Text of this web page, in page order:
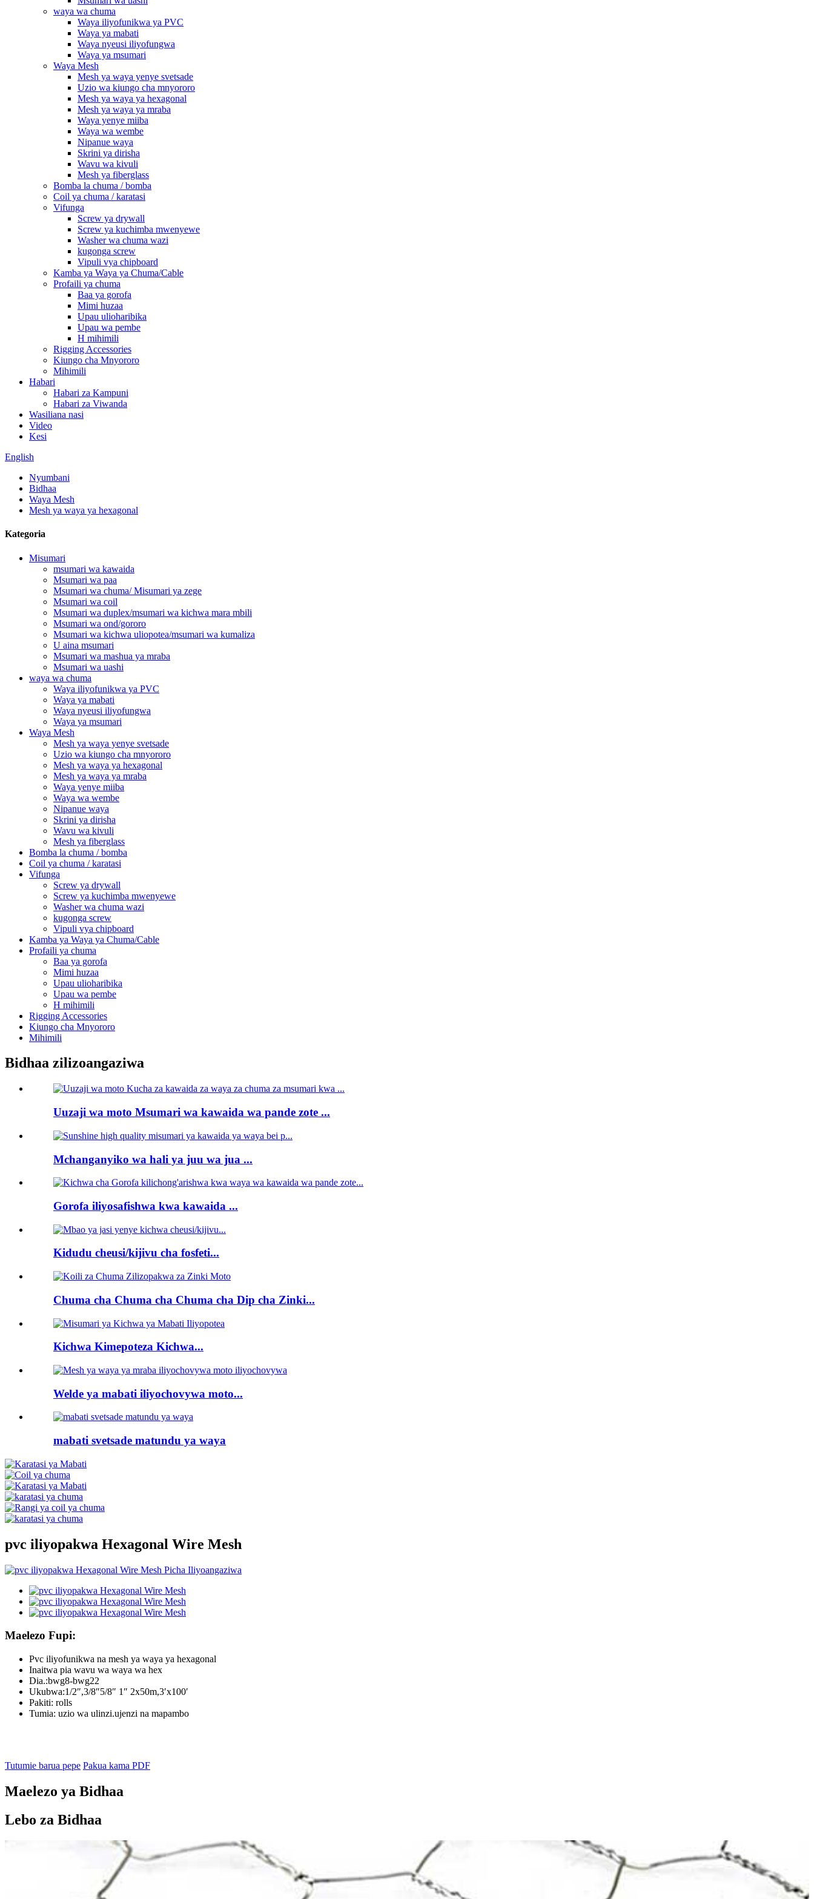
waya wa chuma
Waya iliyofunikwa ya PVC
Waya ya mabati
Waya nyeusi iliyofungwa
Waya ya msumari
Waya Mesh
Mesh ya waya yenye svetsade
Uzio wa kiungo cha mnyororo
Mesh ya waya ya hexagonal
Mesh ya waya ya mraba
Waya yenye miiba
Waya wa wembe
Nipanue waya
Skrini ya dirisha
Wavu wa kivuli
Mesh ya fiberglass
Bomba la chuma / bomba
Coil ya chuma / karatasi
Vifunga
Screw ya drywall
Screw ya kuchimba mwenyewe
Washer wa chuma wazi
kugonga screw
Vipuli vya chipboard
Kamba ya Waya ya Chuma/Cable
Profaili ya chuma
Baa ya gorofa
Mimi huzaa
Upau ulioharibika
Upau wa pembe
H mihimili
Rigging Accessories
Kiungo cha Mnyororo
Mihimili
Habari
Habari za Kampuni
Habari za Viwanda
Wasiliana nasi
Video
Kesi
English
Nyumbani
Bidhaa
Waya Mesh
Mesh ya waya ya hexagonal
Kategoria
Misumari
msumari wa kawaida
Msumari wa paa
Msumari wa chuma/ Misumari ya zege
Msumari wa coil
Msumari wa duplex/msumari wa kichwa mara mbili
Msumari wa ond/gororo
Msumari wa kichwa uliopotea/msumari wa kumaliza
U aina msumari
Msumari wa mashua ya mraba
Msumari wa uashi
waya wa chuma
Waya iliyofunikwa ya PVC
Waya ya mabati
Waya nyeusi iliyofungwa
Waya ya msumari
Waya Mesh
Mesh ya waya yenye svetsade
Uzio wa kiungo cha mnyororo
Mesh ya waya ya hexagonal
Mesh ya waya ya mraba
Waya yenye miiba
Waya wa wembe
Nipanue waya
Skrini ya dirisha
Wavu wa kivuli
Mesh ya fiberglass
Bomba la chuma / bomba
Coil ya chuma / karatasi
Vifunga
Screw ya drywall
Screw ya kuchimba mwenyewe
Washer wa chuma wazi
kugonga screw
Vipuli vya chipboard
Kamba ya Waya ya Chuma/Cable
Profaili ya chuma
Baa ya gorofa
Mimi huzaa
Upau ulioharibika
Upau wa pembe
H mihimili
Rigging Accessories
Kiungo cha Mnyororo
Mihimili
Bidhaa zilizoangaziwa
Uuzaji wa moto Msumari wa kawaida wa pande zote ...
Mchanganyiko wa hali ya juu wa jua ...
Gorofa iliyosafishwa kwa kawaida ...
Kidudu cheusi/kijivu cha fosfeti...
Chuma cha Chuma cha Chuma cha Dip cha Zinki...
Kichwa Kimepoteza Kichwa...
Welde ya mabati iliyochovywa moto...
mabati svetsade matundu ya waya
pvc iliyopakwa Hexagonal Wire Mesh
Maelezo Fupi:
Pvc iliyofunikwa na mesh ya waya ya hexagonal
Inaitwa pia wavu wa waya wa hex
Dia.:bwg8-bwg22
Ukubwa:1/2″,3/8″5/8″ 1″ 2x50m,3′x100′
Pakiti: rolls
Tumia: uzio wa ulinzi.ujenzi na mapambo
Tutumie barua pepe Pakua kama PDF
Maelezo ya Bidhaa
Lebo za Bidhaa